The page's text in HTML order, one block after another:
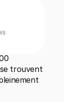
trouvent